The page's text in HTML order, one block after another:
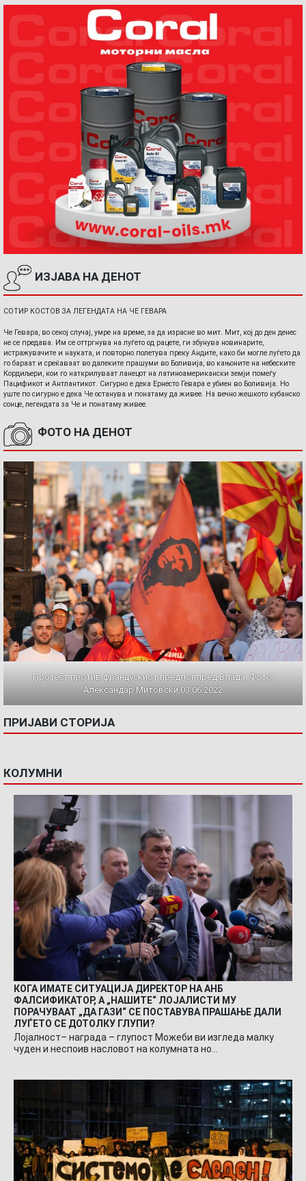
ИЗЈАВА НА ДЕНОТ
СОТИР КОСТОВ ЗА ЛЕГЕНДАТА НА ЧЕ ГЕВАРА
Че Гевара, во секој случај, умре на време, за да израсне во мит. Мит, кој до ден денес
не се предава. Им се оттргнува на луѓето од рацете, ги збунува новинарите,
истражувачите и науката, и повторно полетува преку Андите, како би могле луѓето да
го бараат и среќаваат во далеките прашуми во Боливија, во кањоните на небеските
Кордиљери, кои го наткрилуваат ланецот на латиноамерикански земји помеѓу
Пацификот и Антлантикот. Сигурно е дека Ернесто Гевара е убиен во Боливија. Но
уште по сигурно е дека Че останува и понатаму да живее. На вечно жешкото кубанско
сонце, легендата за Че и понатаму живее.
ФОТО НА ДЕНОТ
Протест против францускиот предлог пред Влада. Фото:
Александар Митовски,03.06.2022
ПРИЈАВИ СТОРИЈА
КОЛУМНИ
КОГА ИМАТЕ СИТУАЦИЈА ДИРЕКТОР НА АНБ
ФАЛСИФИКАТОР, А „НАШИТЕ“ ЛОЈАЛИСТИ МУ
ПОРАЧУВААТ „ДА ГАЗИ“ СЕ ПОСТАВУВА ПРАШАЊЕ ДАЛИ
ЛУЃЕТО СЕ ДОТОЛКУ ГЛУПИ?
Лојалност– награда – глупост Можеби ви изгледа малку
чуден и неспоив насловот на колумната но…